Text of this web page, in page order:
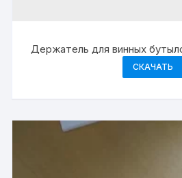
Держатель для винных
СКАЧАТЬ